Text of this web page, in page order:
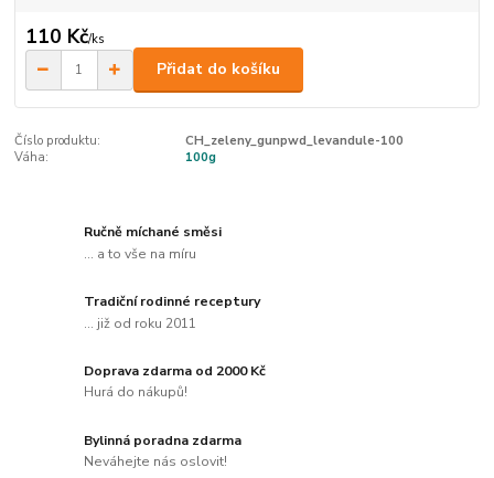
110 Kč/ks
Přidat do košíku
Číslo produktu:
CH_zeleny_gunpwd_levandule-100
Váha:
100g
Ručně míchané směsi
... a to vše na míru
Tradiční rodinné receptury
... již od roku 2011
Doprava zdarma od 2000 Kč
Hurá do nákupů!
Bylinná poradna zdarma
Neváhejte nás oslovit!